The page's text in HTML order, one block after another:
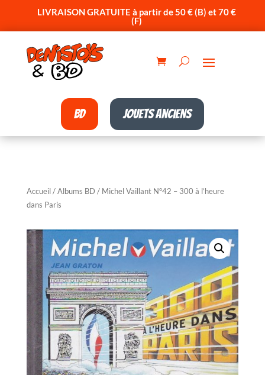
LIVRAISON GRATUITE à partir de 50 € (B) et 70 €
(F)
BD Jouets anciens
Accueil/Albums BD / Michel Vaillant N°42 – 300 à l’heure
dans Paris